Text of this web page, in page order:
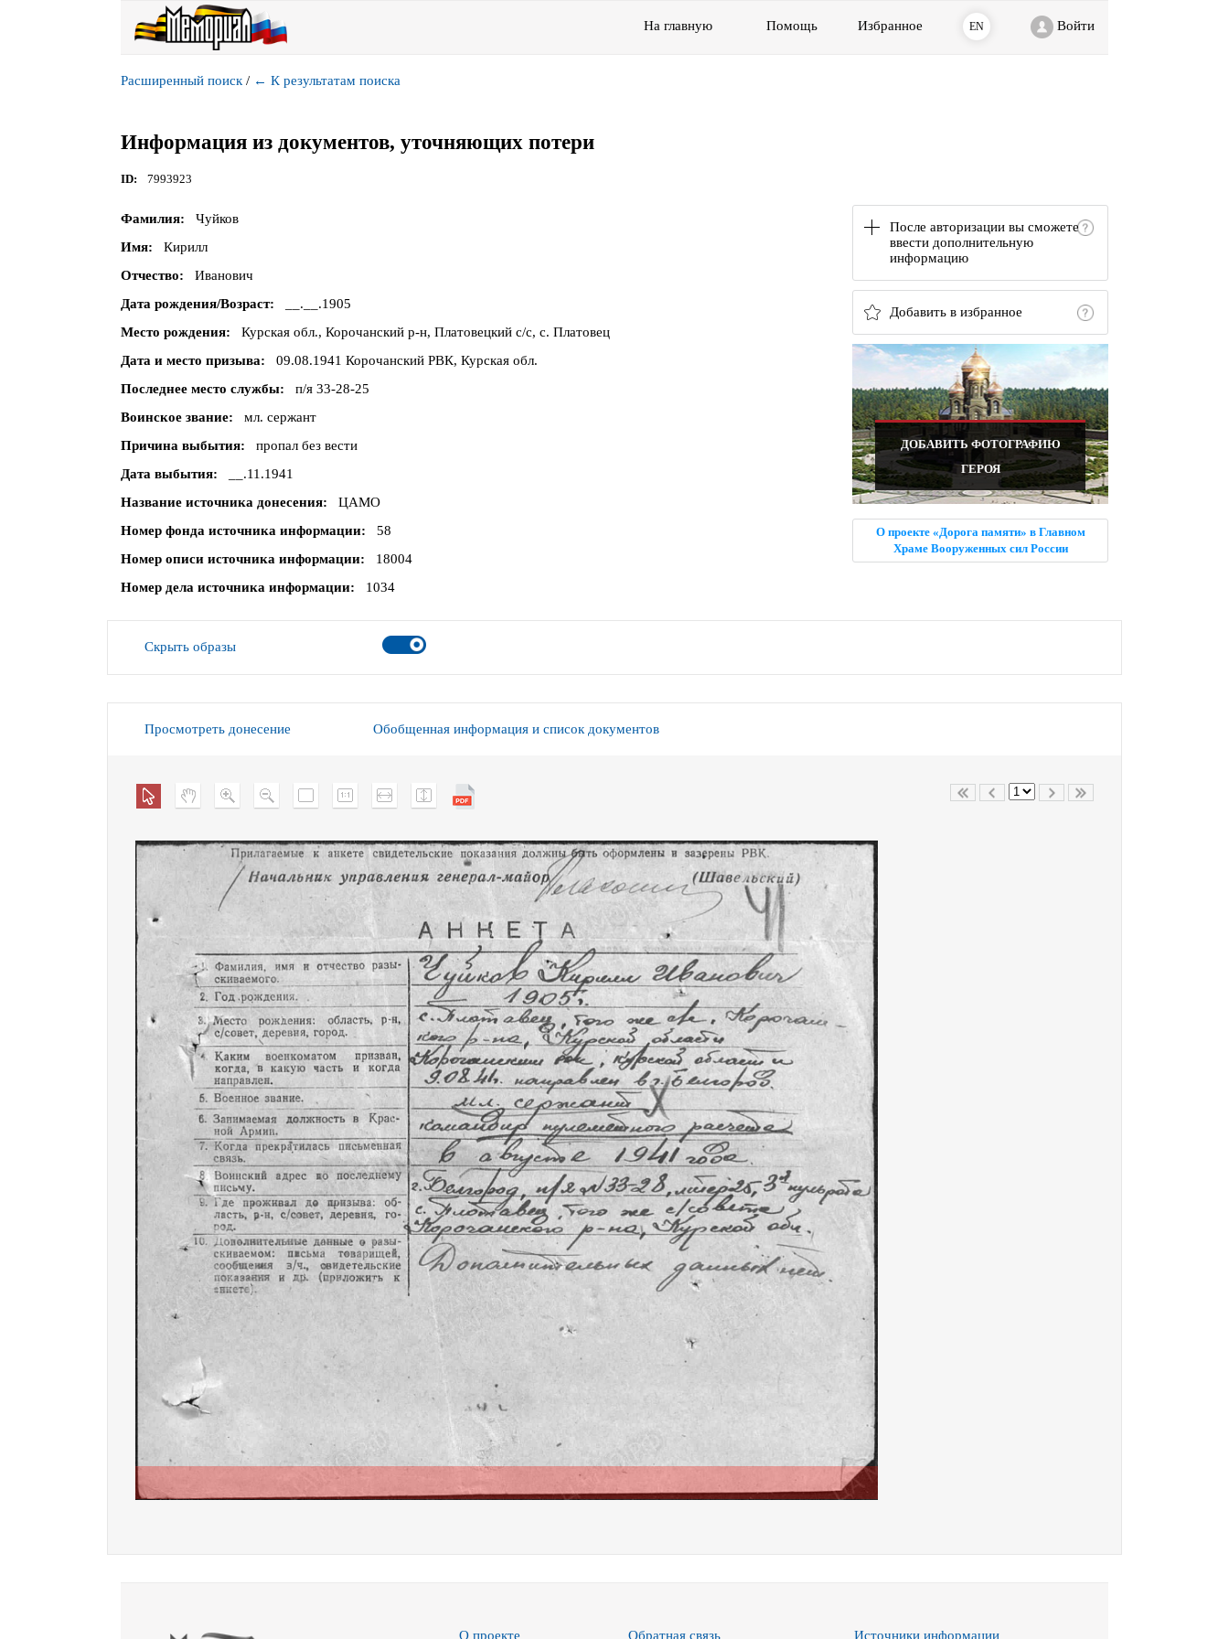
На главную Помощь Избранное EN Войти
Расширенный поиск / ← К результатам поиска
Информация из документов, уточняющих потери
ID 7993923
После авторизации вы сможете
ввести дополнительную
информацию
Добавить в избранное
ДОБАВИТЬ ФОТОГРАФИЮ
ГЕРОЯ
О проекте «Дорога памяти» в Главном
Храме Вооруженных сил России
Фамилия
Чуйков
Имя
Кирилл
Отчество
Иванович
Дата рождения/Возраст
__.__.1905
Место рождения
Курская обл., Корочанский р-н, Платовецкий с/с, с. Платовец
Дата и место призыва
09.08.1941 Корочанский РВК, Курская обл.
Последнее место службы
п/я 33-28-25
Воинское звание
мл. сержант
Причина выбытия
пропал без вести
Дата выбытия
__.11.1941
Название источника донесения
ЦАМО
Номер фонда источника информации
58
Номер описи источника информации
18004
Номер дела источника информации
1034
Скрыть образы
Просмотреть донесение Обобщенная информация и список документов
О проекте Обратная связь Источники информации